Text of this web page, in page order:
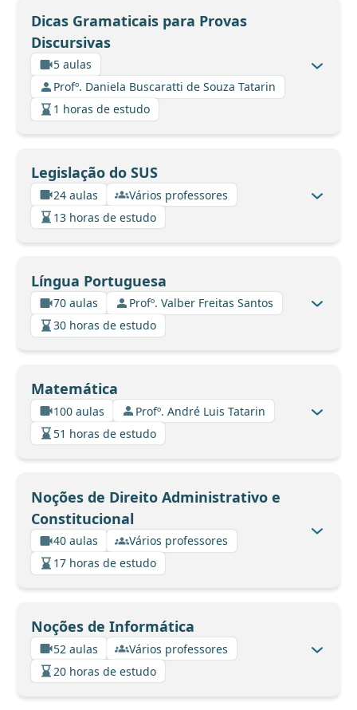
Dicas Gramaticais para Provas
Discursivas
5 aulas
Profº. Daniela Buscaratti de Souza Tatarin
1 horas de estudo
Legislação do SUS
24 aulas
Vários professores
13 horas de estudo
Língua Portuguesa
70 aulas
Profº. Valber Freitas Santos
30 horas de estudo
Matemática
100 aulas
Profº. André Luis Tatarin
51 horas de estudo
Noções de Direito Administrativo e
Constitucional
40 aulas
Vários professores
17 horas de estudo
Noções de Informática
52 aulas
Vários professores
20 horas de estudo